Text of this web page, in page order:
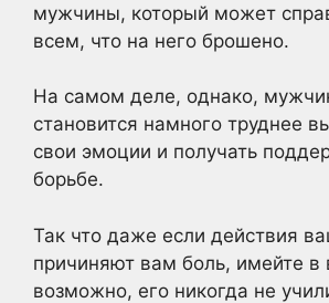
мужчины, который может
всем, что на него брошено.
На самом деле, однако,
становится намного труднее
свои эмоции и получать
борьбе.
Так что даже если действия
причиняют вам боль, имейте в
возможно, его никогда не